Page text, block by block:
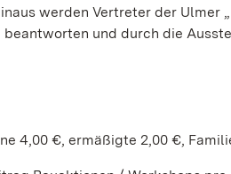
werden Vertreter der Ulmer
beantworten und durch die
4,00 €, ermäßigte 2,00 €,